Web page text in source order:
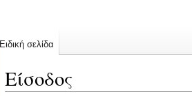
Είσοδος
Ειδική σελίδα